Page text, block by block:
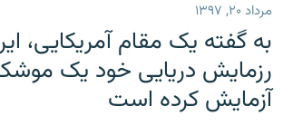
مرداد ۲۰, ۱۳۹۷
به گفته یک مقام آمریکایی،
رزمایش دریایی خود یک
آزمایش کرده است